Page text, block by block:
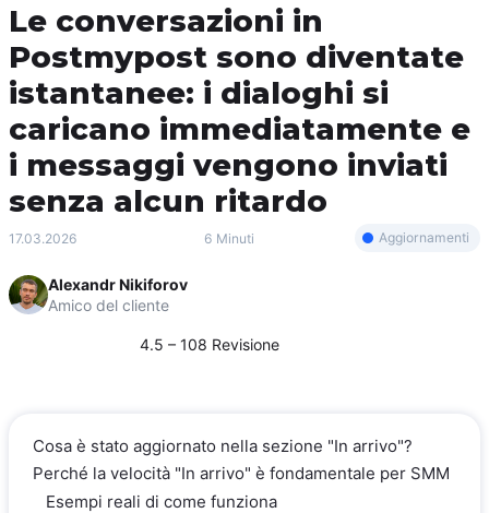
Le conversazioni in
Postmypost sono diventate
istantanee: i dialoghi si
caricano immediatamente e
i messaggi vengono inviati
senza alcun ritardo
17.03.2026 6 Minuti Aggiornamenti
Alexandr Nikiforov
Amico del cliente
4.5 – 108 Revisione
Cosa è stato aggiornato nella sezione "In arrivo"?
Perché la velocità "In arrivo" è fondamentale per SMM
Esempi reali di come funziona